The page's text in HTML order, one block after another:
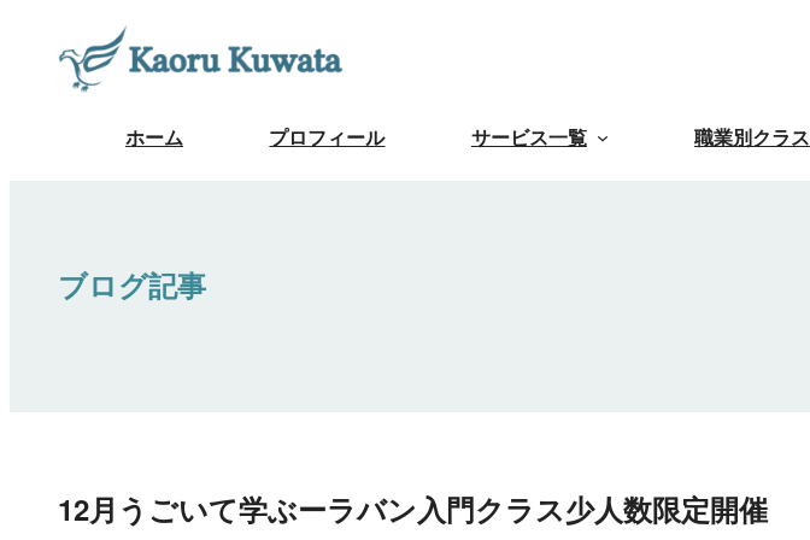
ホーム プロフィール サービス一覧 職業別クラス
ブログ記事
12月うごいて学ぶーラバン入門クラス少人数限定開催